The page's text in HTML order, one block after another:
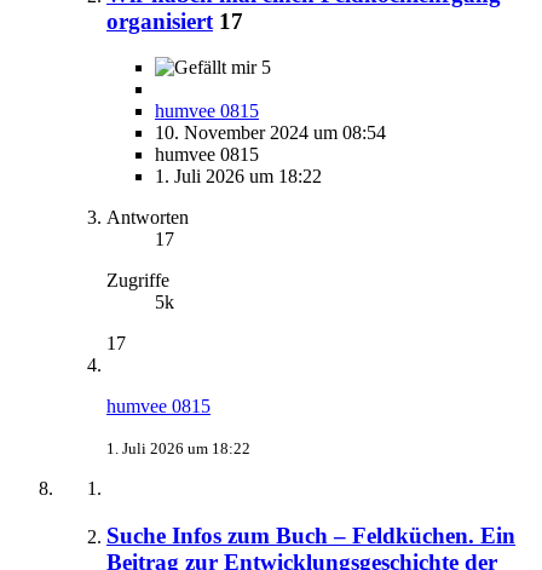
organisiert 17
5
humvee 0815
10. November 2024 um 08:54
humvee 0815
1. Juli 2026 um 18:22
Antworten
17
Zugriffe
5k
17
humvee 0815
1. Juli 2026 um 18:22
Suche Infos zum Buch – Feldküchen. Ein
Beitrag zur Entwicklungsgeschichte der